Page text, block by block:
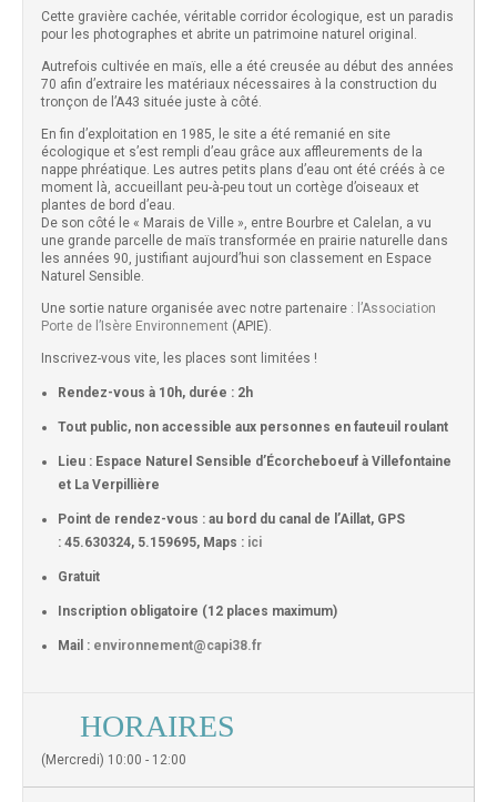
Cette gravière cachée, véritable corridor écologique, est un paradis
pour les photographes et abrite un patrimoine naturel original.
Autrefois cultivée en maïs, elle a été creusée au début des années
70 afin d’extraire les matériaux nécessaires à la construction du
tronçon de l’A43 située juste à côté.
En fin d’exploitation en 1985, le site a été remanié en site
écologique et s’est rempli d’eau grâce aux affleurements de la
nappe phréatique. Les autres petits plans d’eau ont été créés à ce
moment là, accueillant peu-à-peu tout un cortège d’oiseaux et
plantes de bord d’eau.
De son côté le « Marais de Ville », entre Bourbre et Calelan, a vu
une grande parcelle de maïs transformée en prairie naturelle dans
les années 90, justifiant aujourd’hui son classement en Espace
Naturel Sensible.
Une sortie nature organisée avec notre partenaire : l’Association
Porte de l’Isère Environnement (APIE).
Inscrivez-vous vite, les places sont limitées !
Rendez-vous à 10h, durée : 2h
Tout public, non accessible aux personnes en fauteuil roulant
Lieu : Espace Naturel Sensible d’Écorcheboeuf à Villefontaine
et La Verpillière
Point de rendez-vous : au bord du canal de l’Aillat, GPS
: 45.630324, 5.159695, Maps : ici
Gratuit
Inscription obligatoire (12 places maximum)
Mail : environnement@capi38.fr
HORAIRES
(Mercredi) 10:00 - 12:00